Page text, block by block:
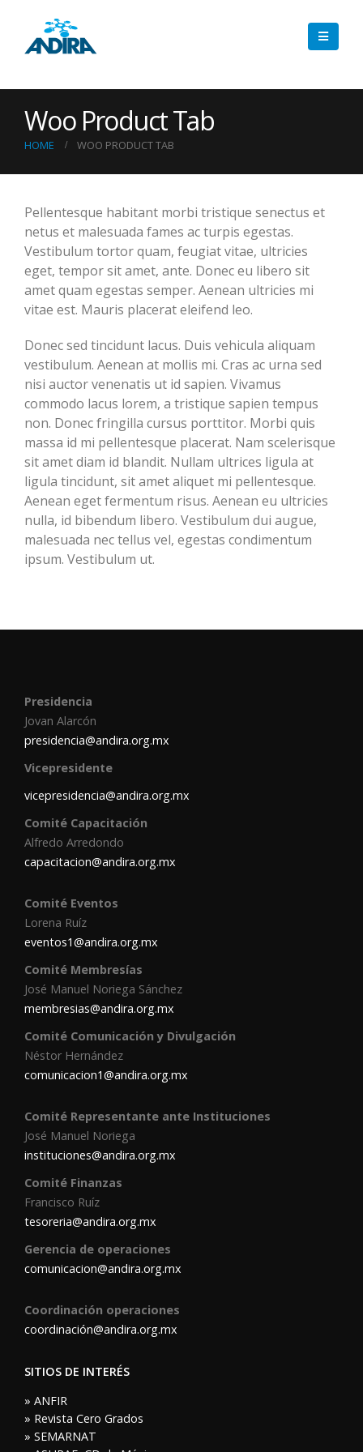
Woo Product Tab
HOME WOO PRODUCT TAB
Pellentesque habitant morbi tristique senectus et
netus et malesuada fames ac turpis egestas.
Vestibulum tortor quam, feugiat vitae, ultricies
eget, tempor sit amet, ante. Donec eu libero sit
amet quam egestas semper. Aenean ultricies mi
vitae est. Mauris placerat eleifend leo.
Donec sed tincidunt lacus. Duis vehicula aliquam
vestibulum. Aenean at mollis mi. Cras ac urna sed
nisi auctor venenatis ut id sapien. Vivamus
commodo lacus lorem, a tristique sapien tempus
non. Donec fringilla cursus porttitor. Morbi quis
massa id mi pellentesque placerat. Nam scelerisque
sit amet diam id blandit. Nullam ultrices ligula at
ligula tincidunt, sit amet aliquet mi pellentesque.
Aenean eget fermentum risus. Aenean eu ultricies
nulla, id bibendum libero. Vestibulum dui augue,
malesuada nec tellus vel, egestas condimentum
ipsum. Vestibulum ut.
Presidencia
Jovan Alarcón
presidencia@andira.org.mx
Vicepresidente
vicepresidencia@andira.org.mx
Comité Capacitación
Alfredo Arredondo
capacitacion@andira.org.mx
Comité Eventos
Lorena Ruíz
eventos1@andira.org.mx
Comité Membresías
José Manuel Noriega Sánchez
membresias@andira.org.mx
Comité Comunicación y Divulgación
Néstor Hernández
comunicacion1@andira.org.mx
Comité Representante ante Instituciones
José Manuel Noriega
instituciones@andira.org.mx
Comité Finanzas
Francisco Ruíz
tesoreria@andira.org.mx
Gerencia de operaciones
comunicacion@andira.org.mx
Coordinación operaciones
coordinación@andira.org.mx
SITIOS DE INTERÉS
» ANFIR
» Revista Cero Grados
» SEMARNAT